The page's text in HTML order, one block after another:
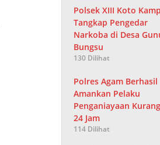
Polsek XIII Koto
Tangkap Pengedar
Narkoba di Desa
Bungsu
130 Dilihat
Polres Agam Berhasil
Amankan Pelaku
Penganiayaan
24 Jam
114 Dilihat